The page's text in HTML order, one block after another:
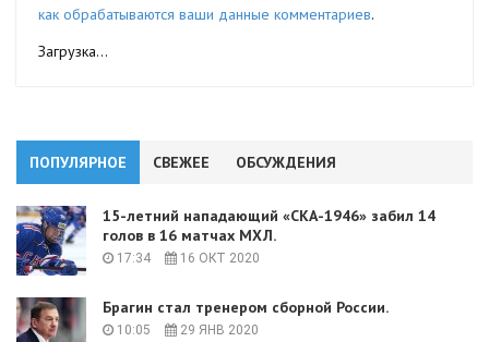
как обрабатываются ваши данные комментариев.
Загрузка...
ПОПУЛЯРНОЕ СВЕЖЕЕ ОБСУЖДЕНИЯ
15-летний нападающий «СКА-1946» забил 14
голов в 16 матчах МХЛ.
17:34 16 ОКТ 2020
Брагин стал тренером сборной России.
10:05 29 ЯНВ 2020